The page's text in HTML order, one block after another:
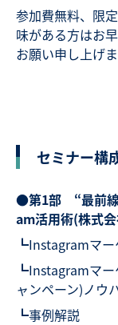
参加費無料、限
味がある方はお
お願い申し上げま
セミナー構
●第1部 “最前
am活用術(株式
┗Instagramマー
┗Instagramマー
ャンペーン)ノウ
┗事例解説